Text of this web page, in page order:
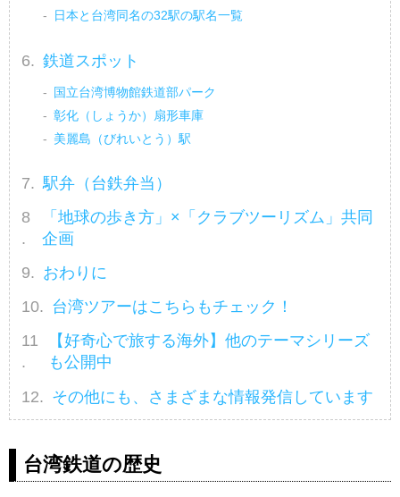
日本と台湾同名の32駅の駅名一覧
鉄道スポット
国立台湾博物館鉄道部パーク
彰化（しょうか）扇形車庫
美麗島（びれいとう）駅
駅弁（台鉄弁当）
「地球の歩き方」×「クラブツーリズム」共同
企画
おわりに
台湾ツアーはこちらもチェック！
【好奇心で旅する海外】他のテーマシリーズ
も公開中
その他にも、さまざまな情報発信しています
台湾鉄道の歴史